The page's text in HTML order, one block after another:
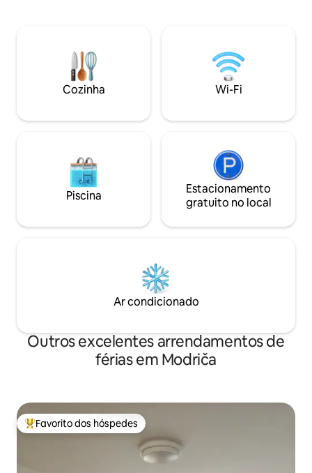
piscinas da cidade e o salão desportivo
ficam a 1500 metros de distância.
com todos os
Berço disponível
Estacionamento
quintal é
Cozinha Wi-Fi
Piscina
Estacionamento
gratuito no local
Ar condicionado
Outros excelentes arrendamentos de
férias em Modriča
Favoritos dos hóspedes mais apreciados
Favorito dos hóspedes